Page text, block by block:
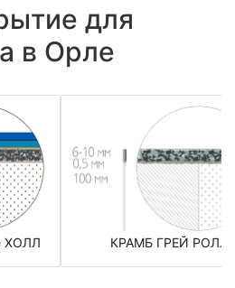
для
в Орле
ХОЛЛ КРАМБ ГРЕЙ РОЛЛ